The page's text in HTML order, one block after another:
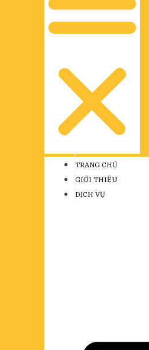
TRANG CHỦ
GIỚI THIỆU
DỊCH VỤ